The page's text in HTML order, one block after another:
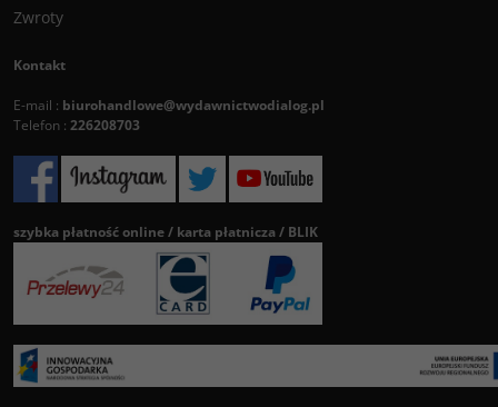
Zwroty
Kontakt
E-mail : biurohandlowe@wydawnictwodialog.pl
Telefon : 226208703
szybka płatność online / karta płatnicza / BLIK